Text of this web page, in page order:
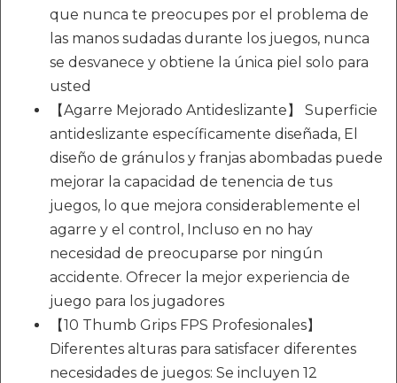
que nunca te preocupes por el problema de
las manos sudadas durante los juegos, nunca
se desvanece y obtiene la única piel solo para
usted
【Agarre Mejorado Antideslizante】 Superficie
antideslizante específicamente diseñada, El
diseño de gránulos y franjas abombadas puede
mejorar la capacidad de tenencia de tus
juegos, lo que mejora considerablemente el
agarre y el control, Incluso en no hay
necesidad de preocuparse por ningún
accidente. Ofrecer la mejor experiencia de
juego para los jugadores
【10 Thumb Grips FPS Profesionales】
Diferentes alturas para satisfacer diferentes
necesidades de juegos: Se incluyen 12